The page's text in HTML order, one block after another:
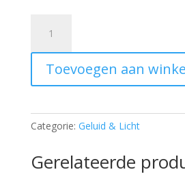
cirkel
met
zwart
doek
Toevoegen aan
Categorie: Geluid & Licht
Gerelateerde